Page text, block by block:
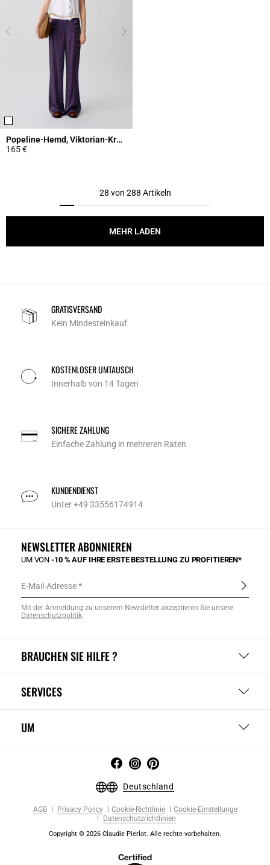
Popeline-Hemd, Viktorian-Kragen
165 €
28 von 288 Artikeln
MEHR LADEN
GRATISVERSAND
Kein Mindesteinkauf
KOSTENLOSER UMTAUSCH
Innerhalb von 14 Tagen
SICHERE ZAHLUNG
Einfache Zahlung in mehreren Raten
KUNDENDIENST
Unter +49 33556174914
BRAUCHEN SIE HILFE ?
SERVICES
UM
NEWSLETTER ABONNIEREN
UM VON-10 % AUF IHRE ERSTE BESTELLUNG ZU PROFITIEREN*
E-Mail-Adresse
Mit der Anmeldung zu unserem Newsletter akzeptieren Sie unsere
Datenschutzpolitik.
Deutschland
AGB Privacy Policy Cookie-Richtlinie
Cookie-Einstellunge
Datenschutzrichtlinien
Copyright © 2026 Claudie Pierlot. Alle rechte vorbehalten.